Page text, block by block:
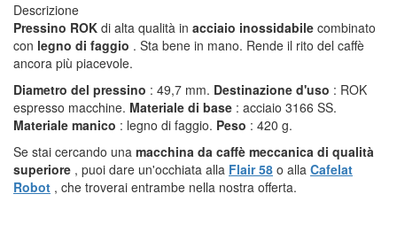
Descrizione
Pressino ROK di alta qualità in acciaio inossidabile combinato
con legno di faggio . Sta bene in mano. Rende il rito del caffè
ancora più piacevole.
Diametro del pressino : 49,7 mm. Destinazione d'uso : ROK
espresso macchine. Materiale di base : acciaio 3166 SS.
Materiale manico : legno di faggio. Peso : 420 g.
Se stai cercando una macchina da caffè meccanica di qualità
superiore , puoi dare un'occhiata alla Flair 58 o alla Cafelat
Robot , che troverai entrambe nella nostra offerta.